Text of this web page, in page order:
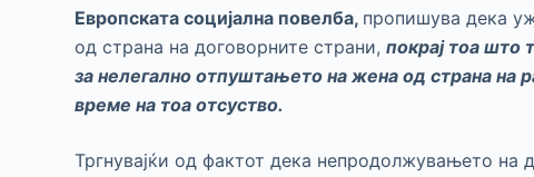
Европската социјална повелба, пропишува дека
од страна на договорните страни,покрај тоа што
за нелегално отпуштањето на жена од страна на
време на тоа отсуство.
Тргнувајќи од фактот дека непродолжувањето на